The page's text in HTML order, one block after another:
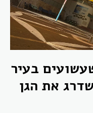
בעיר
את הגן